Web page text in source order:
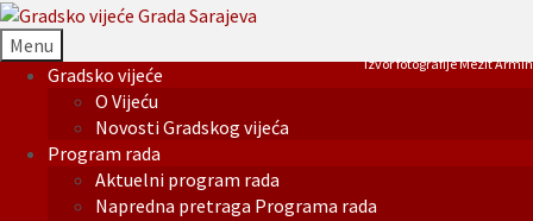
Menu
Gradsko vijeće
O Vijeću
Novosti Gradskog vijeća
Program rada
Aktuelni program rada
Napredna pretraga Programa rada
Izvor fotografije Mezit Armin